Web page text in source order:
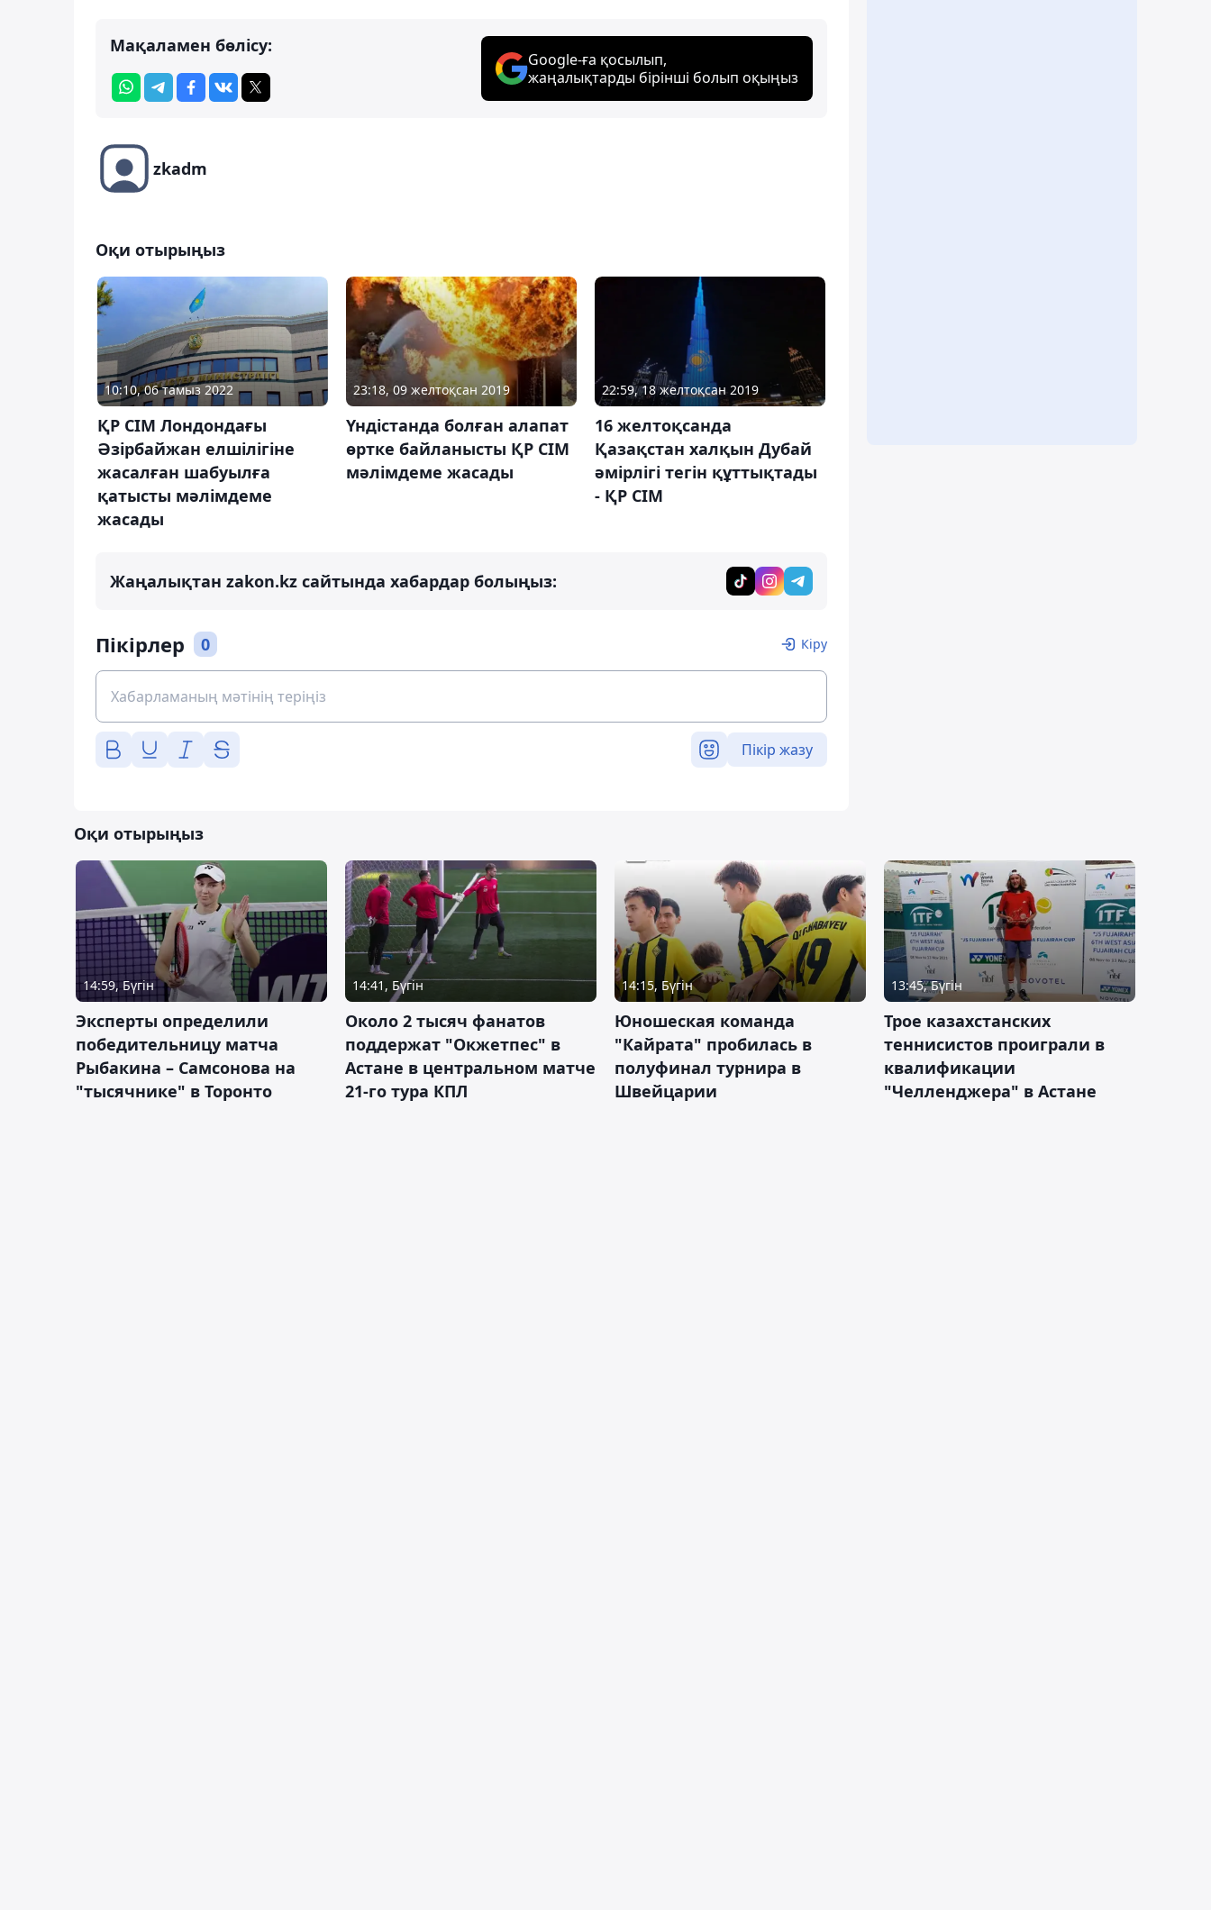
Мақаламен бөлісу:
Google-ға қосылып,
жаңалықтарды бірінші болып оқыңыз
zkadm
Оқи отырыңыз
10:10, 06 тамыз 2022
ҚР СІМ Лондондағы
Әзірбайжан елшілігіне
жасалған шабуылға
қатысты мәлімдеме
жасады
23:18, 09 желтоқсан 2019
Үндістанда болған алапат
өртке байланысты ҚР СІМ
мәлімдеме жасады
22:59, 18 желтоқсан 2019
16 желтоқсанда
Қазақстан халқын Дубай
әмірлігі тегін құттықтады
- ҚР СІМ
Жаңалықтан zakon.kz сайтында хабардар болыңыз:
Пікірлер 0 Кіру
Пікір жазу
Оқи отырыңыз
14:59, Бүгін
Эксперты определили
победительницу матча
Рыбакина – Самсонова на
"тысячнике" в Торонто
14:41, Бүгін
Около 2 тысяч фанатов
поддержат "Окжетпес" в
Астане в центральном матче
21-го тура КПЛ
14:15, Бүгін
Юношеская команда
"Кайрата" пробилась в
полуфинал турнира в
Швейцарии
13:45, Бүгін
Трое казахстанских
теннисистов проиграли в
квалификации
"Челленджера" в Астане